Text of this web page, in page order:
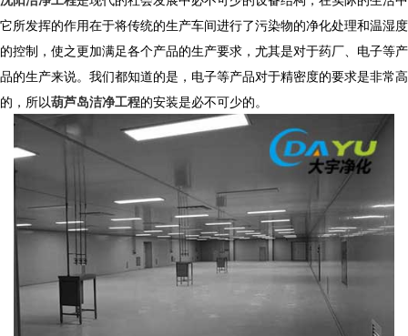
它所发挥的作用在于将传统的生产车间进行了污染物的净化处理和温湿度
的控制，使之更加满足各个产品的生产要求，尤其是对于药厂、电子等产
品的生产来说。我们都知道的是，电子等产品对于精密度的要求是非常高
的，所以葫芦岛洁净工程的安装是必不可少的。